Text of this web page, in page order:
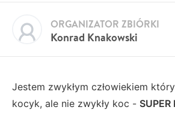
Konrad Knakowski
ORGANIZATOR ZBIÓRKI
Jestem zwykłym człowiekiem
kocyk, ale nie zwykły koc - SUPER